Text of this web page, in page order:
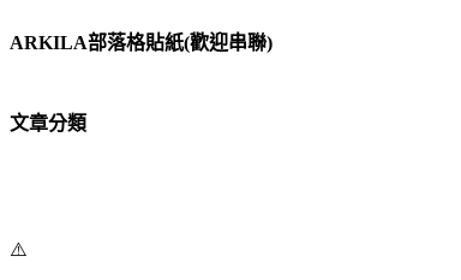
ARKILA部落格貼紙(歡迎串聯)
文章分類
⚠️